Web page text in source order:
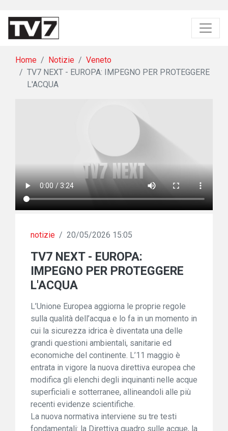
Home Notizie
Veneto
TV7 NEXT - EUROPA: IMPEGNO PER PROTEGGERE
L'ACQUA
notizie / 20/05/2026 15:05
TV7 NEXT - EUROPA:
IMPEGNO PER PROTEGGERE
L'ACQUA
L’Unione Europea aggiorna le proprie regole
sulla qualità dell’acqua e lo fa in un momento in
cui la sicurezza idrica è diventata una delle
grandi questioni ambientali, sanitarie ed
economiche del continente. L’11 maggio è
entrata in vigore la nuova direttiva europea che
modifica gli elenchi degli inquinanti nelle acque
superficiali e sotterranee, allineandoli alle più
recenti evidenze scientifiche.
La nuova normativa interviene su tre testi
fondamentali: la Direttiva quadro sulle acque, la